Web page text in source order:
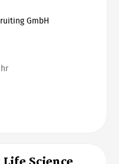
GmbH